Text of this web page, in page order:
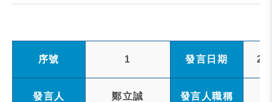
序號 1 發言日期
發言人 鄭立誠 發言人職稱